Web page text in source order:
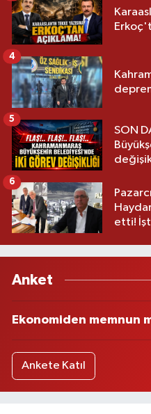
4
SON
5
etti!
6
Anket
Ekonomiden memnun
Ankete Katıl